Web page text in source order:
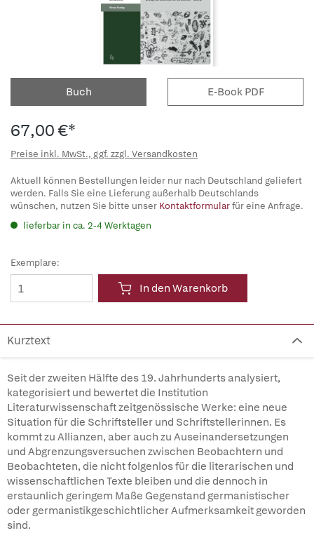
Buch E-Book PDF
67,00 €*
Preise inkl. MwSt., ggf. zzgl. Versandkosten
Aktuell können Bestellungen leider nur nach Deutschland geliefert
werden. Falls Sie eine Lieferung außerhalb Deutschlands
wünschen, nutzen Sie bitte unser Kontaktformularfür eine Anfrage.
lieferbar in ca. 2-4 Werktagen
Exemplare:
In den Warenkorb
Kurztext
Seit der zweiten Hälfte des 19. Jahrhunderts analysiert,
kategorisiert und bewertet die Institution
Literaturwissenschaft zeitgenössische Werke: eine neue
Situation für die Schriftsteller und Schriftstellerinnen. Es
kommt zu Allianzen, aber auch zu Auseinandersetzungen
und Abgrenzungsversuchen zwischen Beobachtern und
Beobachteten, die nicht folgenlos für die literarischen und
wissenschaftlichen Texte bleiben und die dennoch in
erstaunlich geringem Maße Gegenstand germanistischer
oder germanistikgeschichtlicher Aufmerksamkeit geworden
sind.